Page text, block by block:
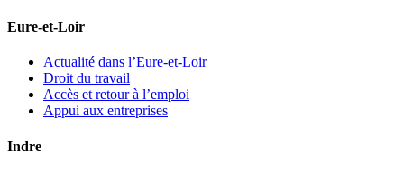
Eure-et-Loir
Actualité dans l’Eure-et-Loir
Droit du travail
Accès et retour à l’emploi
Appui aux entreprises
Indre